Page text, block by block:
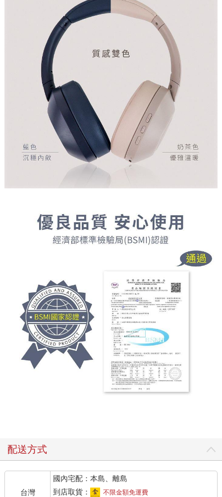
配送方式
台灣
國內宅配：本島、離島
到店取貨：
不限金額免運費